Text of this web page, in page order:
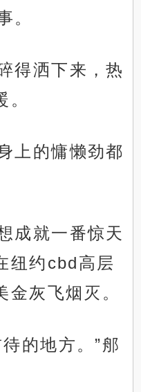
。
得洒下来，热
上的慵懒劲都
成就一番惊天
纽约cbd高层
金灰飞烟灭。
的地方。”郍